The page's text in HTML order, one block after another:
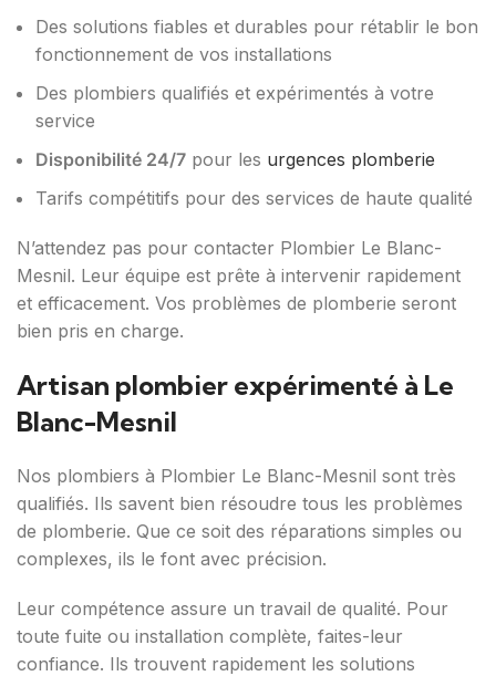
Des solutions fiables et durables pour rétablir le bon
fonctionnement de vos installations
Des plombiers qualifiés et expérimentés à votre
service
Disponibilité 24/7 pour les urgences plomberie
Tarifs compétitifs pour des services de haute qualité
N’attendez pas pour contacter Plombier Le Blanc-
Mesnil. Leur équipe est prête à intervenir rapidement
et efficacement. Vos problèmes de plomberie seront
bien pris en charge.
Artisan plombier expérimenté à Le
Blanc-Mesnil
Nos plombiers à Plombier Le Blanc-Mesnil sont très
qualifiés. Ils savent bien résoudre tous les problèmes
de plomberie. Que ce soit des réparations simples ou
complexes, ils le font avec précision.
Leur compétence assure un travail de qualité. Pour
toute fuite ou installation complète, faites-leur
confiance. Ils trouvent rapidement les solutions